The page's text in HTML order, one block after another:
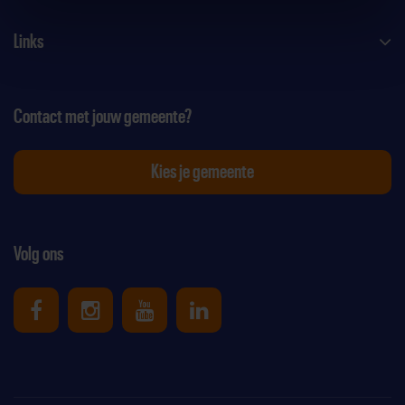
Links
Volg ons
Uniek Sporten op Facebook
Uniek Sporten op Instagram
Uniek Sporten op Youtube
Uniek Sporten op
Contact met jouw gemeente?
Kies je gemeente